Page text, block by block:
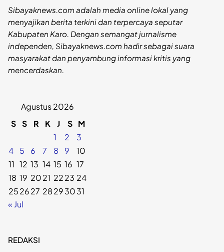
Sibayaknews.com adalah media online lokal yang
menyajikan berita terkini dan terpercaya seputar
Kabupaten Karo. Dengan semangat jurnalisme
independen, Sibayaknews.com hadir sebagai suara
masyarakat dan penyambung informasi kritis yang
mencerdaskan.
Agustus 2026
S S R K J S M
1
2
3
4
5 6 7 8 9
10
11 12 13 14 15 16 17
18 19 2021 2223 24
252627 28293031
« Jul
REDAKSI